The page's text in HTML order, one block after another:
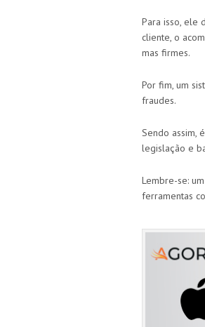
Para isso, ele
cliente, o
mas firmes.
Por fim, um
fraudes.
Sendo assim,
legislação e
Lembre-se:
ferramentas